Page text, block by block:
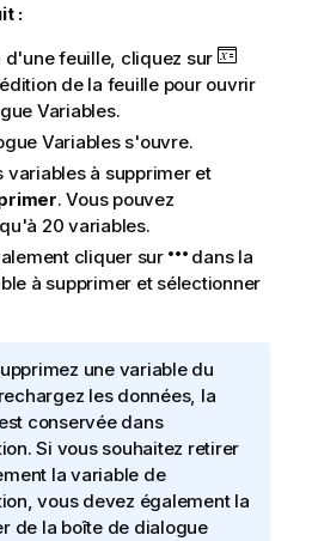
:
d'une feuille, cliquez sur
de la feuille pour ouvrir
Variables.
Variables s'ouvre.
variables à supprimer et
. Vous pouvez
20 variables.
cliquer sur
dans la
à supprimer et sélectionner
une variable du
les données, la
conservée dans
Si vous souhaitez retirer
la variable de
vous devez également la
de la boîte de dialogue